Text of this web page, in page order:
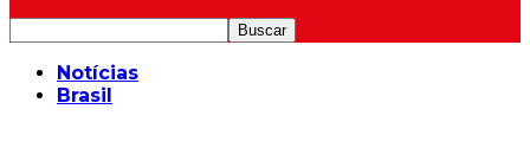
Notícias
Brasil